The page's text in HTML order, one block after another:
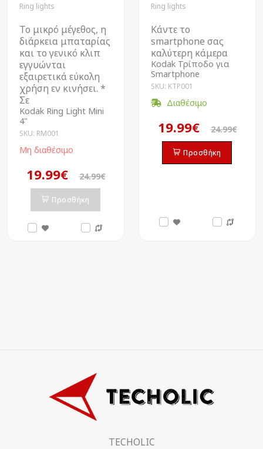
Ring lights
Το μικρό μέγεθος, η
διάρκεια μπαταρίας
και το γενικό κλιπ
εγγυώνται
εξαιρετικά εύκολη
χρήση εν κινήσει. *
Σε
Kodak Ring Light Mini
4"
SKU: RM001
Μη διαθέσιμο
19.99€ 24.99€
Προσθήκη
Ring lights
Κάντε το
smartphone σας
καλύτερη κάμερα
Kodak Τρίποδο για
Smartphone
SKU: KTP001
Διαθέσιμο
19.99€ 24.99€
Προσθήκη
TECHOLIC